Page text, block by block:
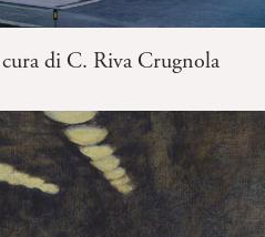
di C. Riva Crugnola